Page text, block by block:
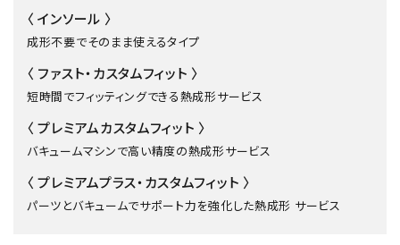
〈 インソール 〉
成形不要でそのまま使えるタイプ
〈 ファスト・カスタムフィット 〉
短時間でフィッティングできる熱成形サービス
〈 プレミアムカスタムフィット 〉
バキュームマシンで高い精度の熱成形サービス
〈 プレミアムプラス・カスタムフィット 〉
パーツとバキュームでサポート力を強化した熱成形 サービス